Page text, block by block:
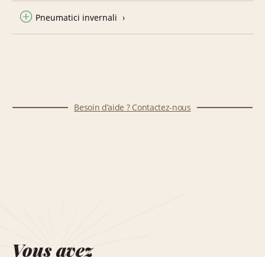
Pneumatici invernali
Besoin d’aide ? Contactez-nous
Vous avez